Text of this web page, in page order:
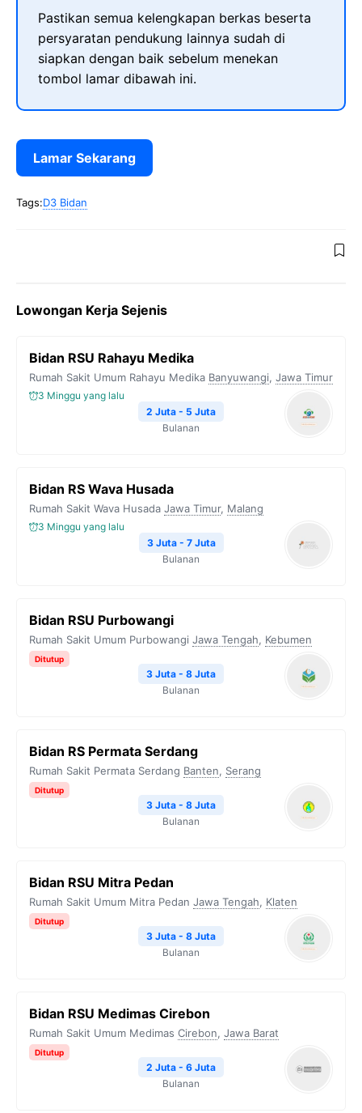
Pastikan semua kelengkapan berkas beserta
persyaratan pendukung lainnya sudah di
siapkan dengan baik sebelum menekan
tombol lamar dibawah ini.
Lamar Sekarang
Tags:D3 Bidan
Lowongan Kerja Sejenis
Bidan RSU Rahayu Medika
Rumah Sakit Umum Rahayu Medika Banyuwangi, Jawa Timur
3 Minggu yang lalu
2 Juta - 5 Juta
Bulanan
Bidan RS Wava Husada
Rumah Sakit Wava Husada Jawa Timur, Malang
3 Minggu yang lalu
3 Juta - 7 Juta
Bulanan
Bidan RSU Purbowangi
Rumah Sakit Umum Purbowangi Jawa Tengah, Kebumen
Ditutup
3 Juta - 8 Juta
Bulanan
Bidan RS Permata Serdang
Rumah Sakit Permata Serdang Banten, Serang
Ditutup
3 Juta - 8 Juta
Bulanan
Bidan RSU Mitra Pedan
Rumah Sakit Umum Mitra Pedan Jawa Tengah, Klaten
Ditutup
3 Juta - 8 Juta
Bulanan
Bidan RSU Medimas Cirebon
Rumah Sakit Umum Medimas Cirebon, Jawa Barat
Ditutup
2 Juta - 6 Juta
Bulanan